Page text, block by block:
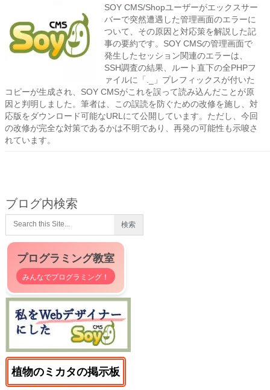
SOY CMS/Shopユーザーがエックスサー
バーで突然遭遇した管理画面のエラーに
ついて、その原因と対応策を解説した記
事の要約です。SOY CMSの管理画面で
発生したセッション関連のエラーは、
SSH調査の結果、ルート直下の全PHPフ
ァイルに「._」プレフィックスが付いた
コピーが生成され、SOY CMSがこれを誤って読み込んだことが原
因と判明しました。筆者は、この誤読を防ぐための改修を施し、対
応版をダウンロード可能なURLにて公開しています。ただし、今回
の改修が完全な対策であるかは不明であり、再発の可能性も示唆さ
れています。
ブログ内検索
プログラミング教室
みんなでプログラミング！
植物のミカタの掲示板